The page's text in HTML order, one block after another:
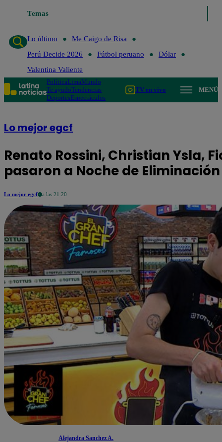
Temas
Lo último
Me Caigo de Risa
Perú Decide 2026
Fútbol peruano
Dólar
Valentina Valiente
PolíticaLimaMundo
Te ayudoTendencias
DeportesEspectáculos
TV en vivo MENÚ
Lo mejor egcf
Renato Rossini, Christian Ysla,
pasaron a Noche de
Lo mejor egcf a las 21:20
Alejandra Sanchez A.